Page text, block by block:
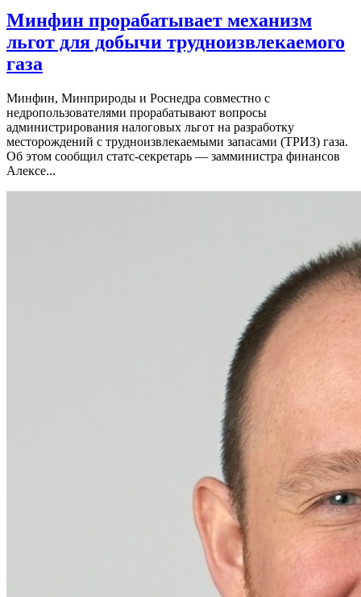
Минфин прорабатывает механизм
льгот для добычи трудноизвлекаемого
газа
Минфин, Минприроды и Роснедра совместно с
недропользователями прорабатывают вопросы
администрирования налоговых льгот на разработку
месторождений с трудноизвлекаемыми запасами (ТРИЗ) газа.
Об этом сообщил статс-секретарь — замминистра финансов
Алексе...